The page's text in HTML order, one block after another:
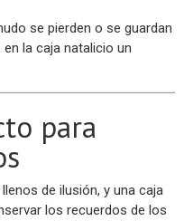
se pierden o se guardan
la caja natalicio un
para
de ilusión, y una caja
los recuerdos de los